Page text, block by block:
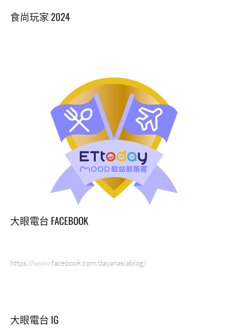
食尚玩家 2024
大眼電台 FACEBOOK
https://www.facebook.com/dayanasiablog/
大眼電台 IG